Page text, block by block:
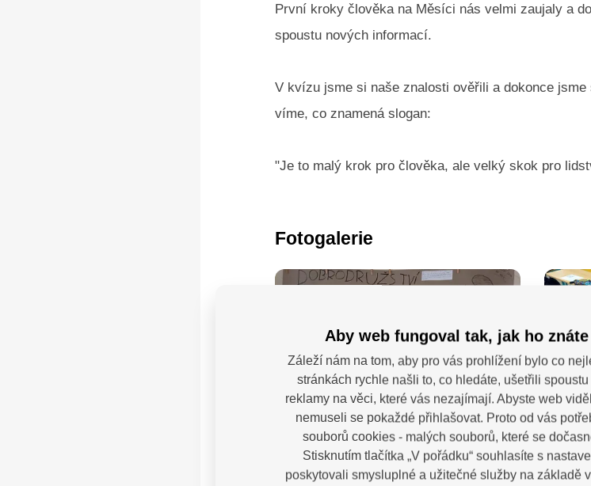
První kroky člověka na Měsíci nás velmi zaujaly a
spoustu nových informací.
V kvízu jsme si naše znalosti ověřili a dokonce
víme, co znamená slogan:
"Je to malý krok pro člověka, ale velký skok pro
Fotogalerie
Aby web fungoval tak, jak ho
Záleží nám na tom, aby pro vás prohlížení bylo co
stránkách rychle našli to, co hledáte, ušetřili
reklamy na věci, které vás nezajímají. Abyste web
nemuseli se pokaždé přihlašovat. Proto od vás
souborů cookies - malých souborů, které se
Stisknutím tlačítka „V pořádku“ souhlasíte s
poskytovali smysluplné a užitečné služby na základě